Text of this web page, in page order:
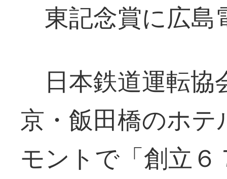
東記念賞に広島
日本鉄道運転協
京・飯田橋のホ
モントで「創立